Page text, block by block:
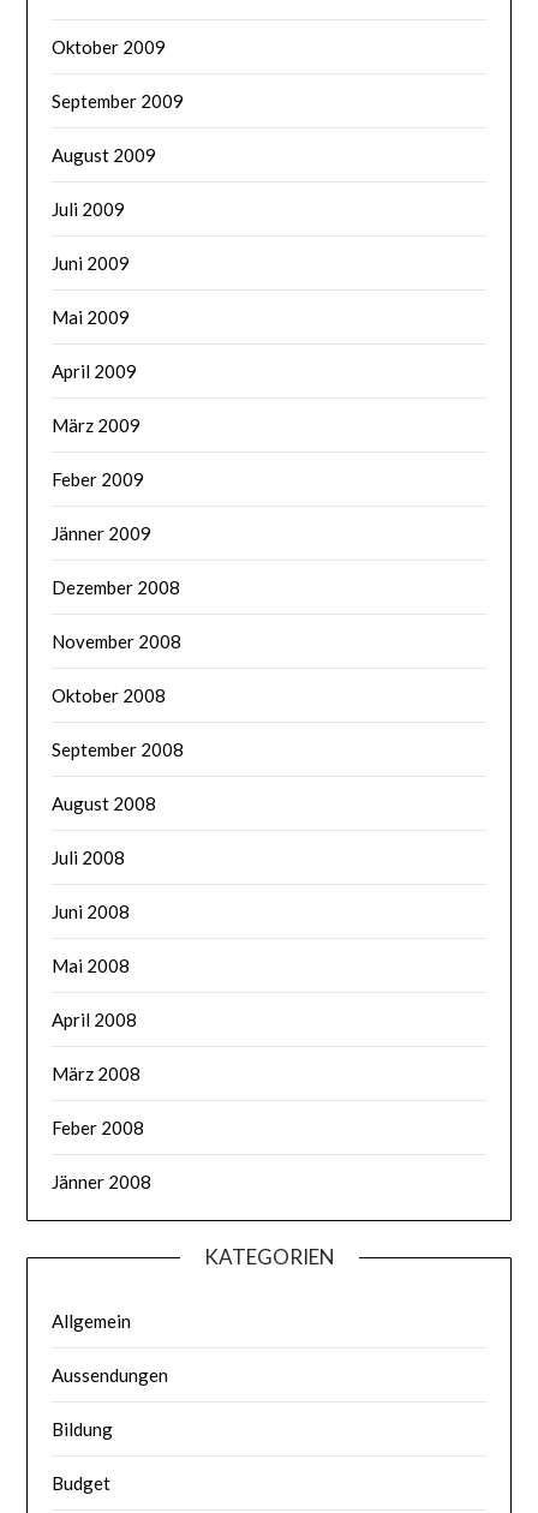
Oktober 2009
September 2009
August 2009
Juli 2009
Juni 2009
Mai 2009
April 2009
März 2009
Feber 2009
Jänner 2009
Dezember 2008
November 2008
Oktober 2008
September 2008
August 2008
Juli 2008
Juni 2008
Mai 2008
April 2008
März 2008
Feber 2008
Jänner 2008
KATEGORIEN
Allgemein
Aussendungen
Bildung
Budget